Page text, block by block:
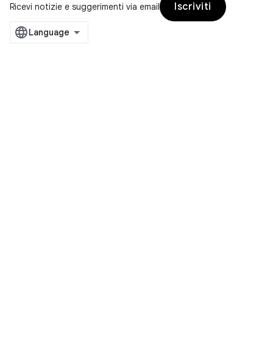
Ricevi notizie e suggerimenti via email
Iscriviti